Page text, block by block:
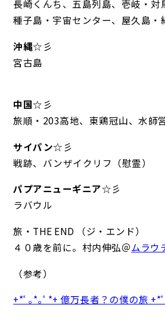
長崎くんち、五島列島、壱岐・対
種子島・宇宙センター、屋久島・
沖縄☆彡
宮古島
中国☆彡
旅順・203高地、東鶏冠山、水師
サイパン☆彡
戦跡、バンザイクリフ（慰霊）
パプアニューギニア☆彡
ラバウル
旅・THE END （ジ・エンド）
４０歳を前に。村内伸弘＠ムラウ
（参考）
+*ﾟ｡*｡ﾟ*+ 億万長者？の僕の旅 +*